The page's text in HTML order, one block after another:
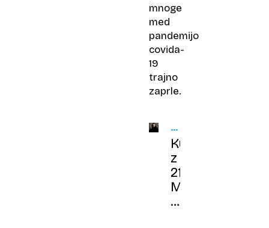
mnoge
med
pandemijo
covida-
19
trajno
zaprle.
LEGENDARNI
KUHARJI
Kuhar
z
21
Michelinovimi
zvezdicami,